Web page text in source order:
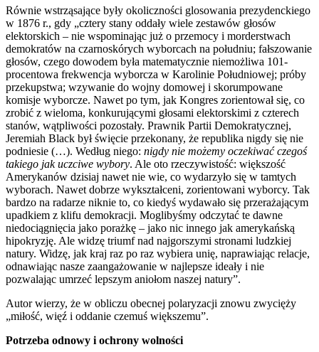
Równie wstrząsające były okoliczności glosowania prezydenckiego
w 1876 r., gdy „cztery stany oddały wiele zestawów głosów
elektorskich – nie wspominając już o przemocy i morderstwach
demokratów na czarnoskórych wyborcach na południu; fałszowanie
głosów, czego dowodem była matematycznie niemożliwa 101-
procentowa frekwencja wyborcza w Karolinie Południowej; próby
przekupstwa; wzywanie do wojny domowej i skorumpowane
komisje wyborcze. Nawet po tym, jak Kongres zorientował się, co
zrobić z wieloma, konkurującymi głosami elektorskimi z czterech
stanów, wątpliwości pozostały. Prawnik Partii Demokratycznej,
Jeremiah Black był święcie przekonany, że republika nigdy się nie
podniesie (…). Według niego: nigdy nie możemy oczekiwać czegoś
takiego jak uczciwe wybory. Ale oto rzeczywistość: większość
Amerykanów dzisiaj nawet nie wie, co wydarzyło się w tamtych
wyborach. Nawet dobrze wykształceni, zorientowani wyborcy. Tak
bardzo na radarze niknie to, co kiedyś wydawało się przerażającym
upadkiem z klifu demokracji. Moglibyśmy odczytać te dawne
niedociągnięcia jako porażkę – jako nic innego jak amerykańską
hipokryzję. Ale widzę triumf nad najgorszymi stronami ludzkiej
natury. Widzę, jak kraj raz po raz wybiera unię, naprawiając relacje,
odnawiając nasze zaangażowanie w najlepsze ideały i nie
pozwalając umrzeć lepszym aniołom naszej natury”.
Autor wierzy, że w obliczu obecnej polaryzacji znowu zwycięży
„miłość, więź i oddanie czemuś większemu”.
Potrzeba odnowy i ochrony wolności